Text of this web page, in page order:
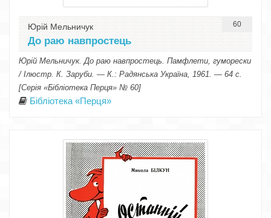
Юрій Мельничук
До раю навпростець
60
Юрій Мельничук. До раю навпростець. Памфлети, гуморески
/ Ілюстр. К. Заруби. — К.: Радянська Україна, 1961. — 64 с.
[Серія «Бібліотека Перця» № 60]
Бібліотека «Перця»